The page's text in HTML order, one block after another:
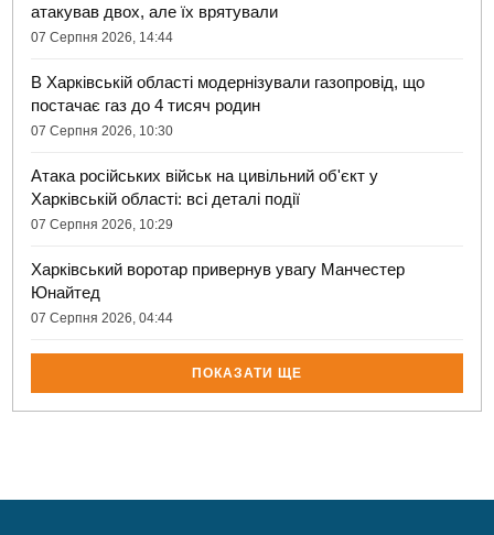
атакував двох, але їх врятували
07 Серпня 2026, 14:44
В Харківській області модернізували газопровід, що
постачає газ до 4 тисяч родин
07 Серпня 2026, 10:30
Атака російських військ на цивільний об'єкт у
Харківській області: всі деталі події
07 Серпня 2026, 10:29
Харківський воротар привернув увагу Манчестер
Юнайтед
07 Серпня 2026, 04:44
ПОКАЗАТИ ЩЕ